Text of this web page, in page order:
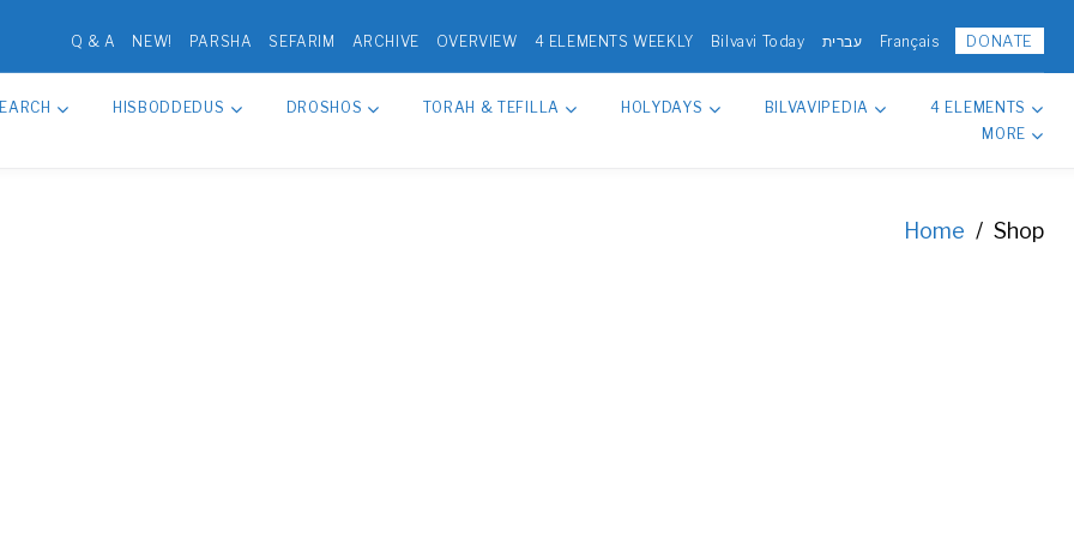
Q & A NEW! PARSHA SEFARIM ARCHIVE OVERVIEW 4 ELEMENTS WEEKLY Bilvavi Today עברית Français DONATE
HISBODDEDUS DROSHOS TORAH & TEFILLA HOLYDAYS BILVAVIPEDIA
4 ELEMENTS
MORE
Home / Shop